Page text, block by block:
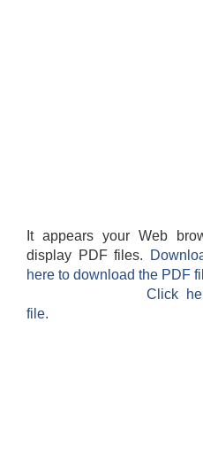
It appears your Web
display PDF files.
here to download the PDF
Click
file.